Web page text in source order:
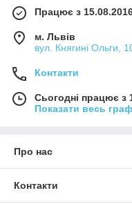
Працює з
м. Львів
вул. Княгині Ольги,
Контакти
Сьогодні працює з
Показати весь
Про нас
Контакти